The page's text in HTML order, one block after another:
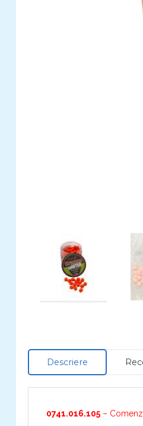
Descriere
0741.016.105 –